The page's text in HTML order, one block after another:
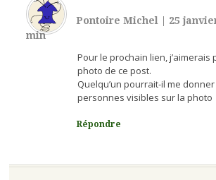
Pontoire Michel
25
min
Pour le prochain lien, j’aimerais
photo de ce post.
Quelqu’un pourrait-il me
personnes visibles sur la photo
Répondre